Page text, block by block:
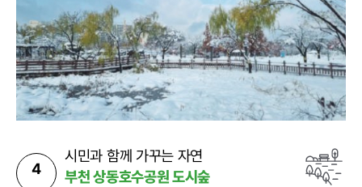
4
시민과 함께 가꾸는 자연
부천 상동호수공원 도시숲